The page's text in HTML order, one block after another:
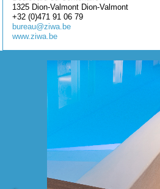
1325 Dion-Valmont Dion-Valmont
+32 (0)471 91 06 79
bureau@ziwa.be
www.ziwa.be